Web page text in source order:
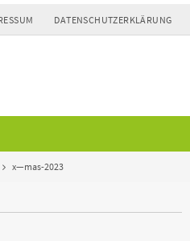
DATENSCHUTZERKLÄRUNG
x—mas-2023